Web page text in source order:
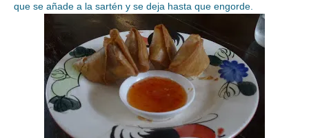
que se añade a la sartén y se deja hasta que engorde.